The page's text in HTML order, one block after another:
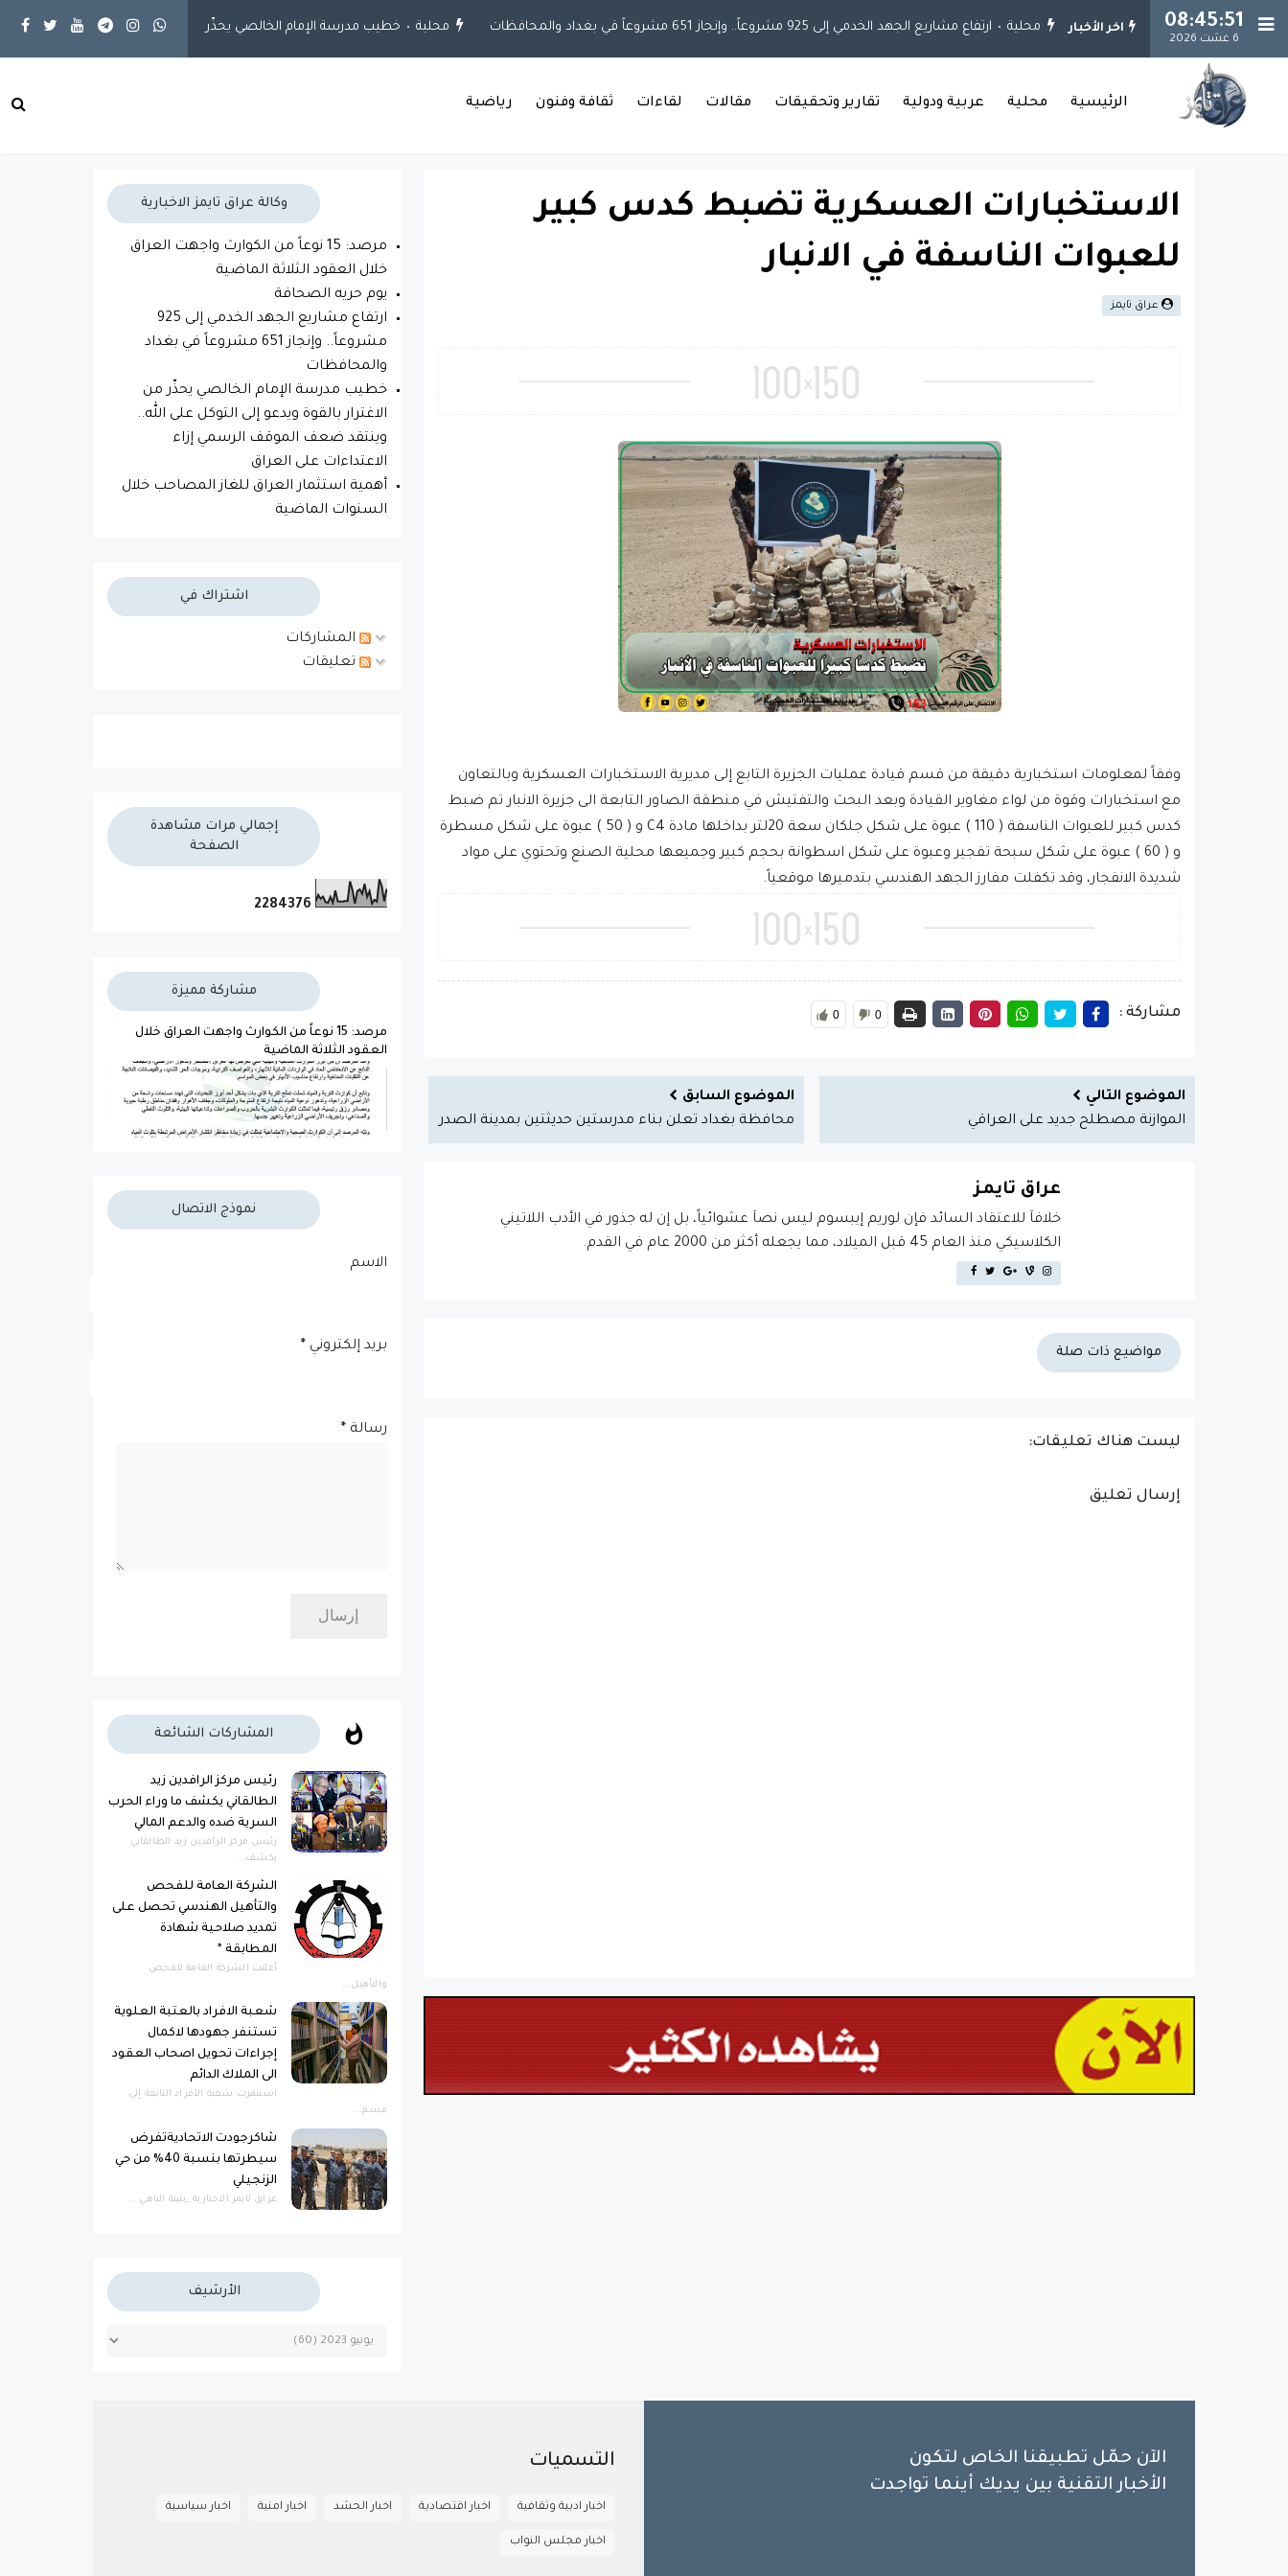
08:45:51
6 غشت 2026
اخر الأخبار محلية ارتفاع مشاريع الجهد الخدمي إلى 925 مشروعاً.. وإنجاز 651 مشروعاً في بغداد والمحافظات محلية خطيب مدرسة الإمام الخالصي يحذّر من الاغترار بالقوة ويدعو إلى التوكل
الرئيسية محلية عربية ودولية تقارير وتحقيقات مقالات لقاءات ثقافة وفنون رياضية
الاستخبارات العسكرية تضبط كدس كبير
للعبوات الناسفة في الانبار
عراق تايمز
وفقاً لمعلومات استخبارية دقيقة من قسم قيادة عمليات الجزيرة التابع إلى مديرية الاستخبارات العسكرية وبالتعاون
مع استخبارات وقوة من لواء مغاوير القيادة وبعد البحث والتفتيش في منطقة الصاور التابعة الى جزيرة الانبار تم ضبط
كدس كبير للعبوات الناسفة ( 110 ) عبوة على شكل جلكان سعة 20لتر بداخلها مادة C4 و ( 50 ) عبوة على شكل مسطرة
و ( 60 ) عبوة على شكل سبحة تفجير وعبوة على شكل اسطوانة بحجم كبير وجميعها محلية الصنع وتحتوي على مواد
شديدة الانفجار، وقد تكفلت مفارز الجهد الهندسي بتدميرها موقعياً.
مشاركة : 0 0
الموضوع التالي
الموازنة مصطلح جديد على العراقي
الموضوع السابق
محافظة بغداد تعلن بناء مدرستين حديثتين بمدينة الصدر
عراق تايمز
خلافاَ للاعتقاد السائد فإن لوريم إيبسوم ليس نصاَ عشوائياً، بل إن له جذور في الأدب اللاتيني
الكلاسيكي منذ العام 45 قبل الميلاد، مما يجعله أكثر من 2000 عام في القدم.
مواضيع ذات صلة
ليست هناك تعليقات:
إرسال تعليق
وكالة عراق تايمز الاخبارية
مرصد: 15 نوعاً من الكوارث واجهت العراق
خلال العقود الثلاثة الماضية
يوم حريه الصحافة
ارتفاع مشاريع الجهد الخدمي إلى 925
مشروعاً.. وإنجاز 651 مشروعاً في بغداد
والمحافظات
خطيب مدرسة الإمام الخالصي يحذّر من
الاغترار بالقوة ويدعو إلى التوكل على الله..
وينتقد ضعف الموقف الرسمي إزاء
الاعتداءات على العراق
أهمية استثمار العراق للغاز المصاحب خلال
السنوات الماضية
اشتراك في
المشاركات
تعليقات
إجمالي مرات مشاهدة
الصفحة
2284376
مشاركة مميزة
مرصد: 15 نوعاً من الكوارث واجهت العراق خلال
العقود الثلاثة الماضية
نموذج الاتصال
الاسم
بريد إلكتروني *
رسالة *
المشاركات الشائعة
رئيس مركز الرافدين زيد
الطالقاني يكشف ما وراء الحرب
السرية ضده والدعم المالي
رئيس مركز الرافدين زيد الطالقاني
يكشف...
الشركة العامة للفحص
والتأهيل الهندسي تحصل على
تمديد صلاحية شهادة
المطابقة *
أعلنت الشركة العامة للفحص
والتأهيل...
شعبة الافراد بالعتبة العلوية
تستنفر جهودها لاكمال
إجراءات تحويل اصحاب العقود
الى الملاك الدائم
استنفرت شعبة الأفراد التابعة إلى
قسم...
شاكرجودت الاتحاديةتفرض
سيطرتها بنسبة 40% من حي
الزنجيلي
عراق تايمز الاخبارية _بثينة الناهي ...
الأرشيف
الآن حمّل تطبيقنا الخاص لتكون
الأخبار التقنية بين يديك أينما تواجدت
التسميات
اخبار ادبية وثقافية اخبار اقتصادية اخبار الحشد اخبار امنية اخبار سياسية
اخبار مجلس النواب